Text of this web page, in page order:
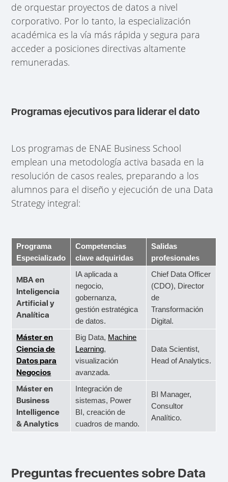
de orquestar proyectos de datos a nivel
corporativo. Por lo tanto, la especialización
académica es la vía más rápida y segura para
acceder a posiciones directivas altamente
remuneradas.
Programas ejecutivos para liderar el dato
Los programas de ENAE Business School
emplean una metodología activa basada en la
resolución de casos reales, preparando a los
alumnos para el diseño y ejecución de una Data
Strategy integral:
Programa
Especializado
Competencias
clave adquiridas
Salidas
profesionales
MBA en
Inteligencia
Artificial y
Analítica
IA aplicada a
negocio,
gobernanza,
gestión estratégica
de datos.
Chief Data Officer
(CDO), Director
de
Transformación
Digital.
Máster en
Ciencia de
Datos para
Negocios
Big Data, Machine
Learning,
visualización
avanzada.
Data Scientist,
Head of Analytics.
Máster en
Business
Intelligence
& Analytics
Integración de
sistemas, Power
BI, creación de
cuadros de mando.
BI Manager,
Consultor
Analítico.
Preguntas frecuentes sobre Data